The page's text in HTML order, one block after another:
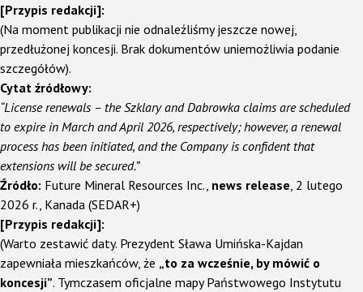
[Przypis redakcji]:
(Na moment publikacji nie odnaleźliśmy jeszcze nowej,
przedłużonej koncesji. Brak dokumentów uniemożliwia podanie
szczegółów).
Cytat źródłowy:
“License renewals – the Szklary and Dabrowka claims are scheduled
to expire in March and April 2026, respectively; however, a renewal
process has been initiated, and the Company is confident that
extensions will be secured.”
Źródło: Future Mineral Resources Inc., news release, 2 lutego
2026 r., Kanada (SEDAR+)
[Przypis redakcji]:
(Warto zestawić daty. Prezydent Sława Umińska-Kajdan
zapewniała mieszkańców, że „to za wcześnie, by mówić o
koncesji”. Tymczasem oficjalne mapy Państwowego Instytutu